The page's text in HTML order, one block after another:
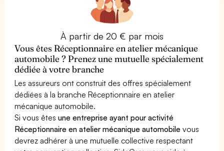
À partir de 20 € par mois
Vous êtes Réceptionnaire en atelier mécanique
automobile ? Prenez une mutuelle spécialement
dédiée à votre branche
Les assureurs ont construit des offres spécialement
dédiées à la branche Réceptionnaire en atelier
mécanique automobile.
Si vous êtesune entreprise ayant pour activité
Réceptionnaire en atelier mécanique automobile vous
devrez adhérer à une mutuelle collective respectant